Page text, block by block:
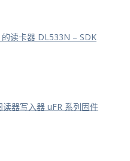
读卡器 DL533N – SDK
读器写入器 uFR 系列固件